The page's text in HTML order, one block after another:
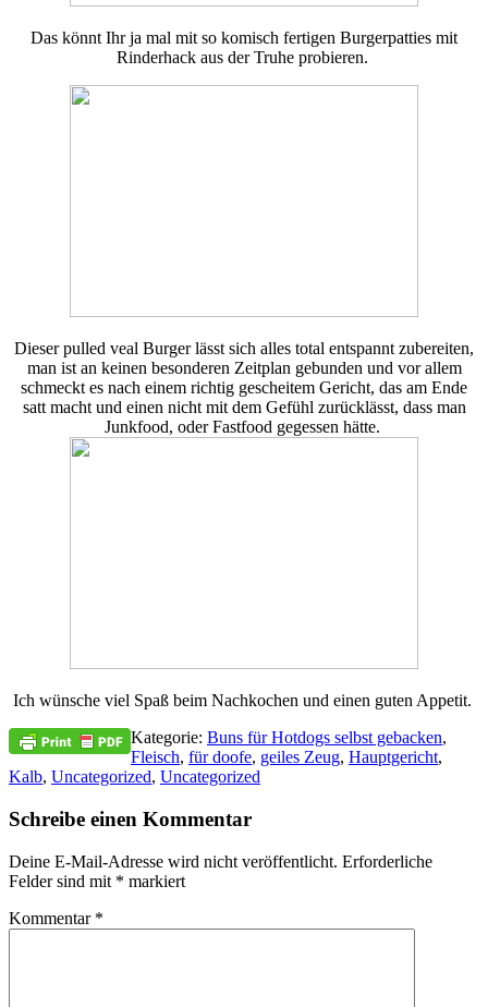
Das könnt Ihr ja mal mit so komisch fertigen Burgerpatties mit
Rinderhack aus der Truhe probieren.
Dieser pulled veal Burger lässt sich alles total entspannt zubereiten,
man ist an keinen besonderen Zeitplan gebunden und vor allem
schmeckt es nach einem richtig gescheitem Gericht, das am Ende
satt macht und einen nicht mit dem Gefühl zurücklässt, dass man
Junkfood, oder Fastfood gegessen hätte.
Ich wünsche viel Spaß beim Nachkochen und einen guten Appetit.
Kategorie: Buns für Hotdogs selbst gebacken,
Fleisch, für doofe, geiles Zeug, Hauptgericht,
Kalb, Uncategorized, Uncategorized
Schreibe einen Kommentar
Deine E-Mail-Adresse wird nicht veröffentlicht. Erforderliche
Felder sind mit * markiert
Kommentar *